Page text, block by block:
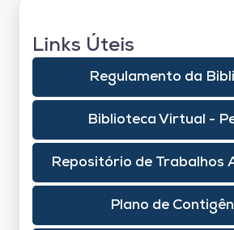
Links Úteis
Regulamento da
Biblioteca Virtual -
Repositório de Trabalhos
Plano de